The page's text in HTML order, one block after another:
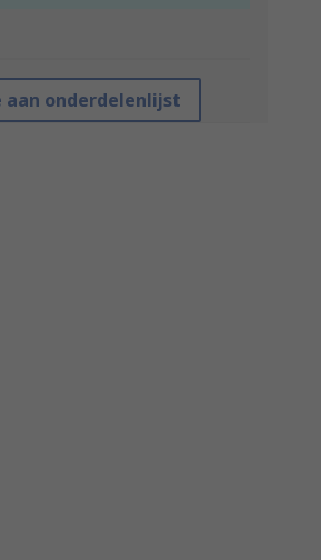
aan onderdelenlijst